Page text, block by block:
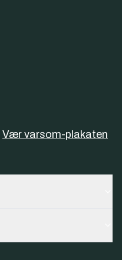
Vær varsom-plakaten